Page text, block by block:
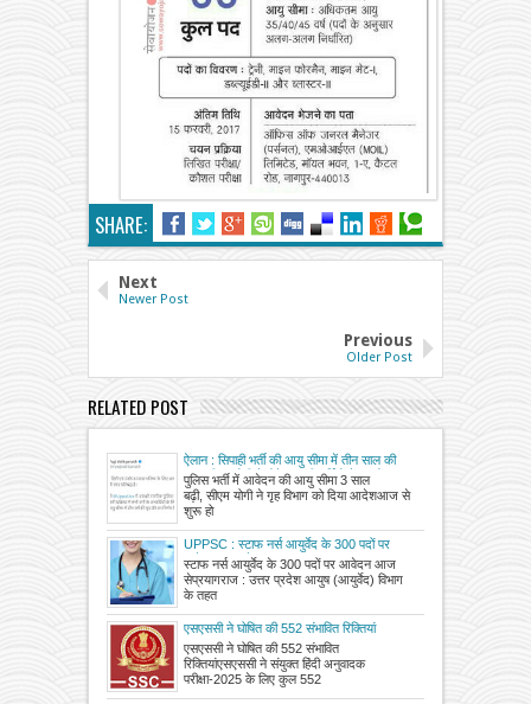
SHARE:
Next
Newer Post
Previous
Older Post
RELATED POST
ऐलान : सिपाही भर्ती की आयु सीमा में तीन साल की
छूट, सीएम योगी ने होने जा रही भर्तियों में लाखों
अभ्यर्थियों को दी बड़ी राहत
पुलिस भर्ती में आवेदन की आयु सीमा 3 साल
बढ़ी, सीएम योगी ने गृह विभाग को दिया आदेशआज से
शुरू हो
UPPSC : स्टाफ नर्स आयुर्वेद के 300 पदों पर
आवेदन आज से
स्टाफ नर्स आयुर्वेद के 300 पदों पर आवेदन आज
सेप्रयागराज : उत्तर प्रदेश आयुष (आयुर्वेद) विभाग
के तहत
एसएससी ने घोषित की 552 संभावित रिक्तियां
एसएससी ने घोषित की 552 संभावित
रिक्तियांएसएससी ने संयुक्त हिंदी अनुवादक
परीक्षा-2025 के लिए कुल 552